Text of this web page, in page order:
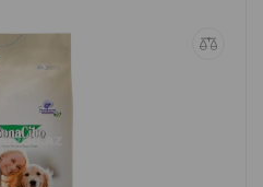
yaxşı hiss etmələri
aiddir.